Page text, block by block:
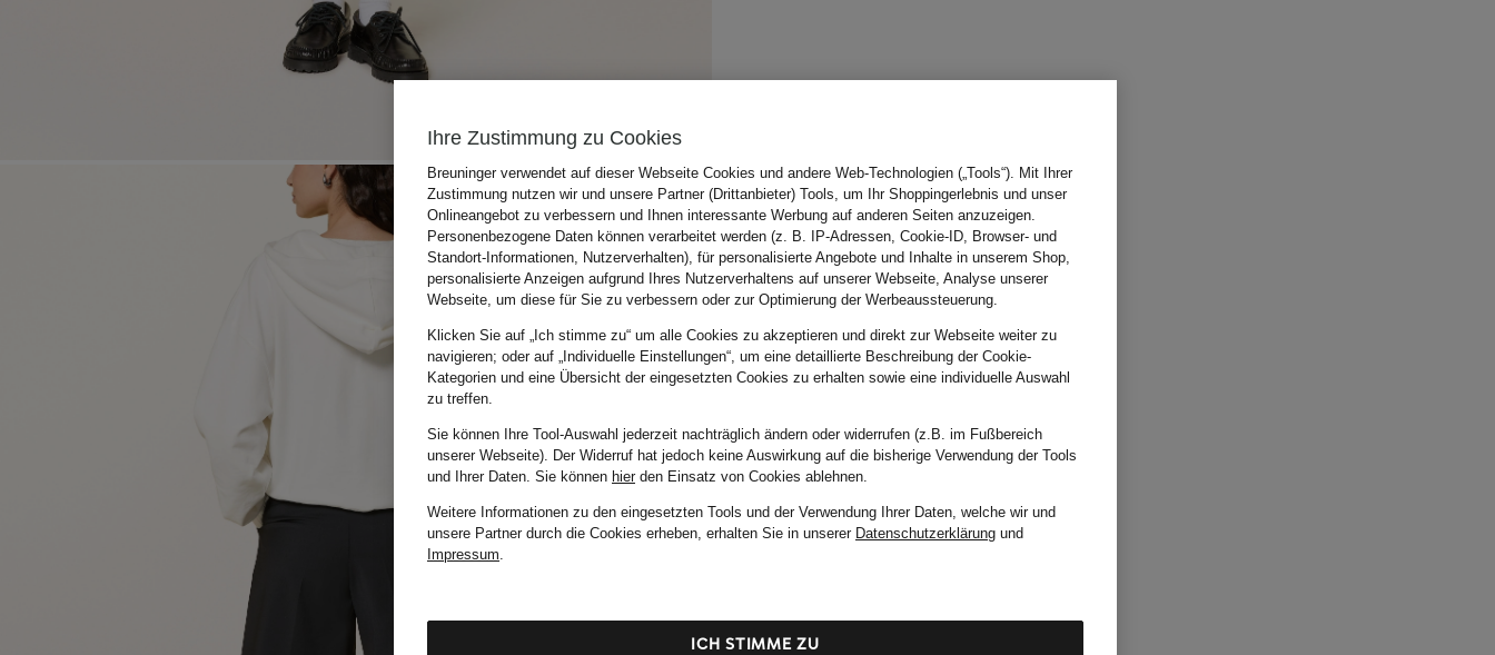
Ihre Zustimmung zu Cookies
Breuninger verwendet auf dieser Webseite Cookies und andere Web-Technologien („Tools“). Mit Ihrer
Zustimmung nutzen wir und unsere Partner (Drittanbieter) Tools, um Ihr Shoppingerlebnis und unser
Onlineangebot zu verbessern und Ihnen interessante Werbung auf anderen Seiten anzuzeigen.
Personenbezogene Daten können verarbeitet werden (z. B. IP-Adressen, Cookie-ID, Browser- und
Standort-Informationen, Nutzerverhalten), für personalisierte Angebote und Inhalte in unserem Shop,
personalisierte Anzeigen aufgrund Ihres Nutzerverhaltens auf unserer Webseite, Analyse unserer
Webseite, um diese für Sie zu verbessern oder zur Optimierung der Werbeaussteuerung.
Klicken Sie auf „Ich stimme zu“ um alle Cookies zu akzeptieren und direkt zur Webseite weiter zu
navigieren; oder auf „Individuelle Einstellungen“, um eine detaillierte Beschreibung der Cookie-
Kategorien und eine Übersicht der eingesetzten Cookies zu erhalten sowie eine individuelle Auswahl
zu treffen.
Sie können Ihre Tool-Auswahl jederzeit nachträglich ändern oder widerrufen (z.B. im Fußbereich
unserer Webseite). Der Widerruf hat jedoch keine Auswirkung auf die bisherige Verwendung der Tools
und Ihrer Daten. Sie können hierden Einsatz von Cookies ablehnen.
Weitere Informationen zu den eingesetzten Tools und der Verwendung Ihrer Daten, welche wir und
unsere Partner durch die Cookies erheben, erhalten Sie in unserer Datenschutzerklärung und
Impressum.
ICH STIMME ZU